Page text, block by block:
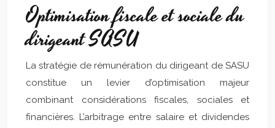
Optimisation fiscale et sociale du
dirigeant SASU
La stratégie de rémunération du dirigeant de SASU
constitue un levier d’optimisation majeur
combinant considérations fiscales, sociales et
financières. L’arbitrage entre salaire et dividendes